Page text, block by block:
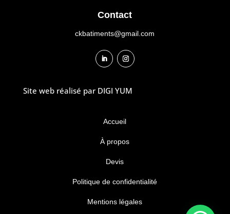
Contact
ckbatiments@gmail.com
Site web réalisé par DIGI YUM
Accueil
À propos
Devis
Politique de confidentialité
Mentions légales